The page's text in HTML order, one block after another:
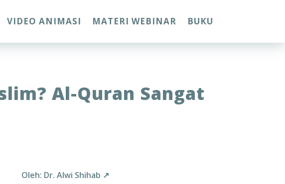
VIDEO ANIMASI MATERI WEBINAR BUKU
Al-Quran Sangat
Oleh: Dr. Alwi Shihab ↗